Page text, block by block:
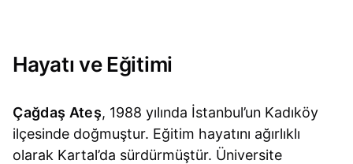
Hayatı ve Eğitimi
Çağdaş Ateş, 1988 yılında İstanbul’un Kadıköy
ilçesinde doğmuştur. Eğitim hayatını ağırlıklı
olarak Kartal’da sürdürmüştür. Üniversite